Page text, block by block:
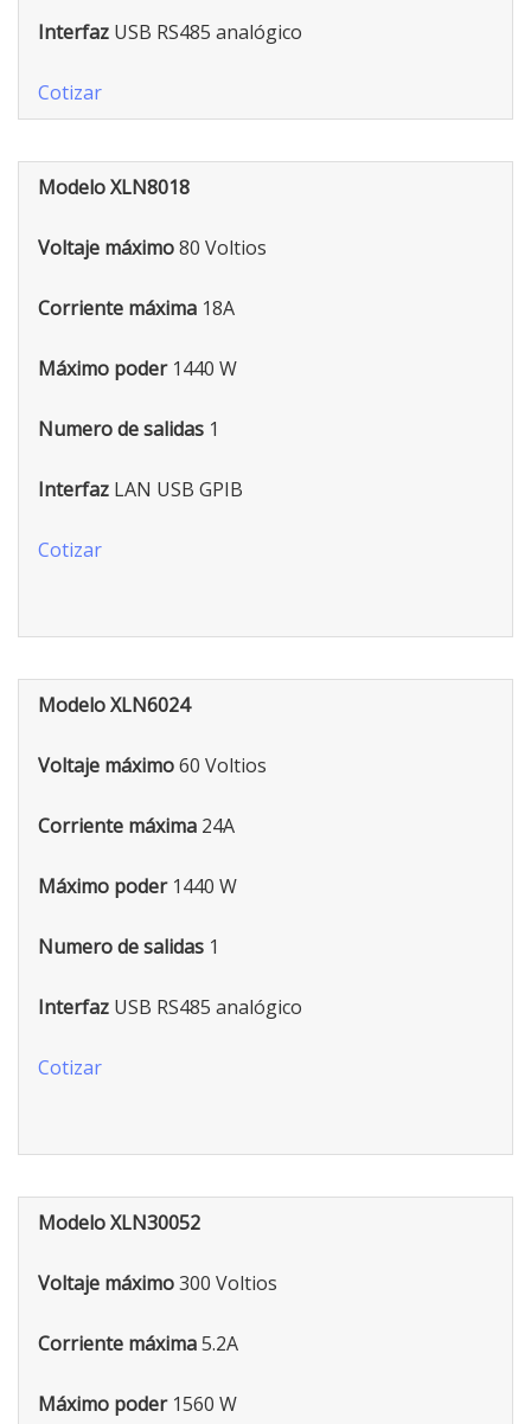
Interfaz USB RS485 analógico
Cotizar
Modelo XLN8018
Voltaje máximo80 Voltios
Corriente máxima 18A
Máximo poder1440 W
Numero de salidas 1
Interfaz LAN USB GPIB
Cotizar
Modelo XLN6024
Voltaje máximo60 Voltios
Corriente máxima 24A
Máximo poder1440 W
Numero de salidas 1
Interfaz USB RS485 analógico
Cotizar
Modelo XLN30052
Voltaje máximo300 Voltios
Corriente máxima5.2A
Máximo poder1560 W